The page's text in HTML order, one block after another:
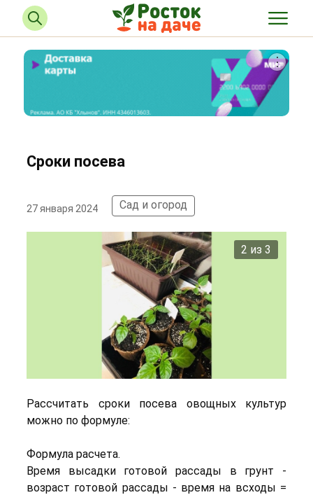
Сроки посева
27 января 2024 Сад и огород
2 из 3
Рассчитать сроки посева овощных культур
можно по формуле:
Формула расчета.
Время высадки готовой рассады в грунт -
возраст готовой рассады - время на всходы =